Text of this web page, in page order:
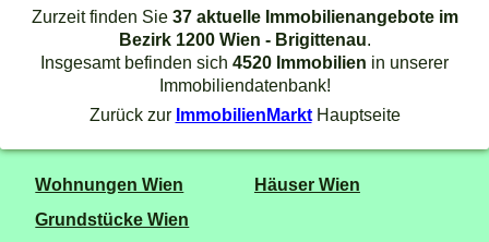
Zurzeit finden Sie 37 aktuelle Immobilienangebote im
Bezirk 1200 Wien - Brigittenau
Insgesamt befinden sich 4520 Immobilien in unserer
Immobiliendatenbank!
Zurück zur ImmobilienMarktHauptseite
Wohnungen Wien
Häuser Wien
Grundstücke Wien